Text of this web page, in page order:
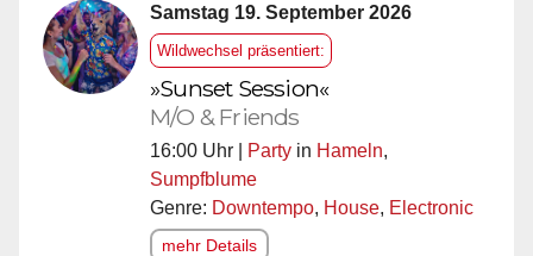
Samstag 19. September 2026
Wildwechsel präsentiert:
»Sunset Session«
M/O & Friends
16:00 Uhr | Party in Hameln,
Sumpfblume
Genre: Downtempo, House, Electronic
mehr Details